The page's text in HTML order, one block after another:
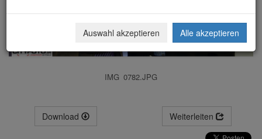
IMG_0782.JPG
Download Weiterleiten
Auswahl akzeptieren Alle akzeptieren